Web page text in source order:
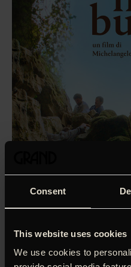
Consent
This website uses cookies
We use cookies to
‘I sandhed magisk!’Lars
Under det økonomiske